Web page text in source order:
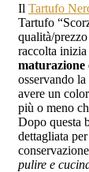
Il Tartufo
Tartufo
qualità/
raccolta
maturazione
osservando la
avere un
più o meno
Dopo questa
dettagliata
pulire e